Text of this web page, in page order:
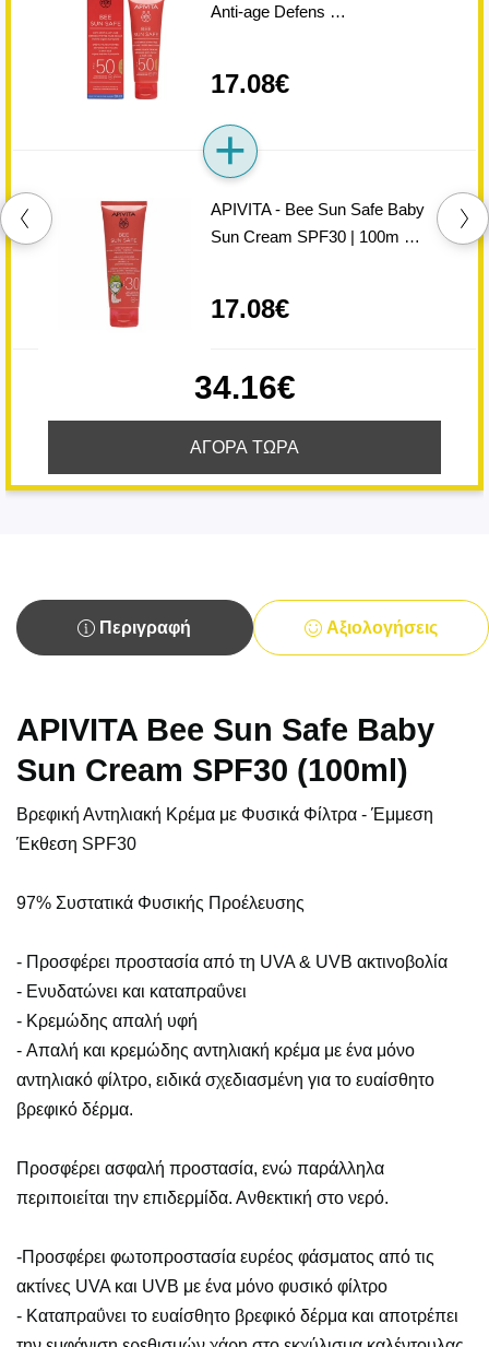
Anti-age Defens …
17.08€
APIVITA - Bee Sun Safe Baby
Sun Cream SPF30 | 100m …
17.08€
34.16€
ΑΓΟΡΑ ΤΩΡΑ
Περιγραφή Αξιολογήσεις
APIVITA Bee Sun Safe Baby
Sun Cream SPF30 (100ml)
Βρεφική Αντηλιακή Κρέμα με Φυσικά Φίλτρα - Έμμεση
Έκθεση SPF30
97% Συστατικά Φυσικής Προέλευσης
- Προσφέρει προστασία από τη UVA & UVB ακτινοβολία
- Ενυδατώνει και καταπραΰνει
- Κρεμώδης απαλή υφή
- Απαλή και κρεμώδης αντηλιακή κρέμα με ένα μόνο
αντηλιακό φίλτρο, ειδικά σχεδιασμένη για το ευαίσθητο
βρεφικό δέρμα.
Προσφέρει ασφαλή προστασία, ενώ παράλληλα
περιποιείται την επιδερμίδα. Ανθεκτική στο νερό.
-Προσφέρει φωτοπροστασία ευρέος φάσματος από τις
ακτίνες UVA και UVB με ένα μόνο φυσικό φίλτρο
- Καταπραΰνει το ευαίσθητο βρεφικό δέρμα και αποτρέπει